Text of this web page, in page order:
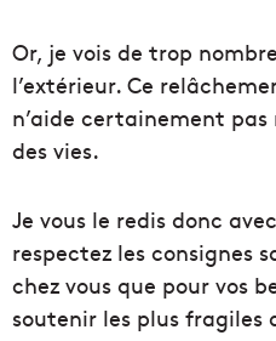
Or, je vois de trop
l’extérieur. Ce
n’aide certainement
des vies.
Je vous le redis donc
respectez les consignes
chez vous que pour vos
soutenir les plus fragiles